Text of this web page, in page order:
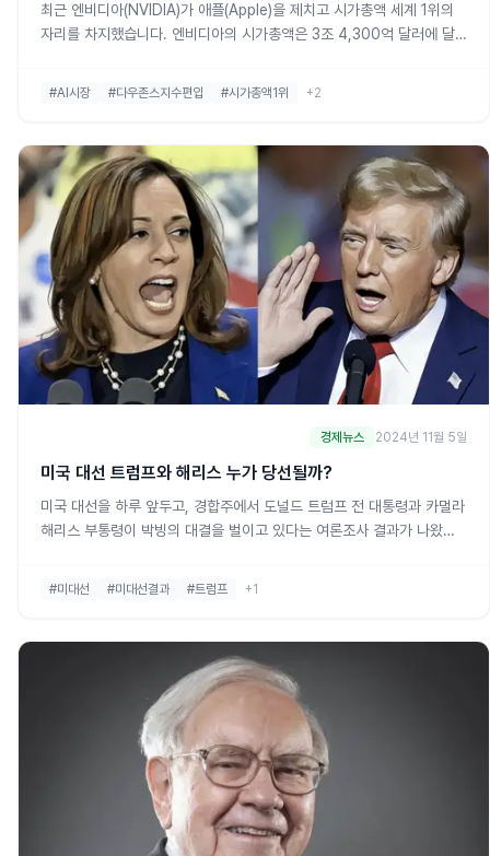
최근 엔비디아(NVIDIA)가 애플(Apple)을 제치고 시가총액 세계 1위의
자리를 차지했습니다. 엔비디아의 시가총액은 3조 4,300억 달러에 달
시가총액 상승은 올해 들어 엔비디아 주가가 세 배 가까이 급등한 결과입
#AI시장 #다우존스지수편입 #시가총액1위 +2
경제뉴스 2024년 11월 5일
미국 대선 트럼프와 해리스 누가 당선될까?
미국 대선을 하루 앞두고, 경합주에서 도널드 트럼프 전 대통령과 카멀라
해리스 부통령이 박빙의 대결을 벌이고 있다는 여론조사 결과가 나왔습
#미대선 #미대선결과 #트럼프 +1